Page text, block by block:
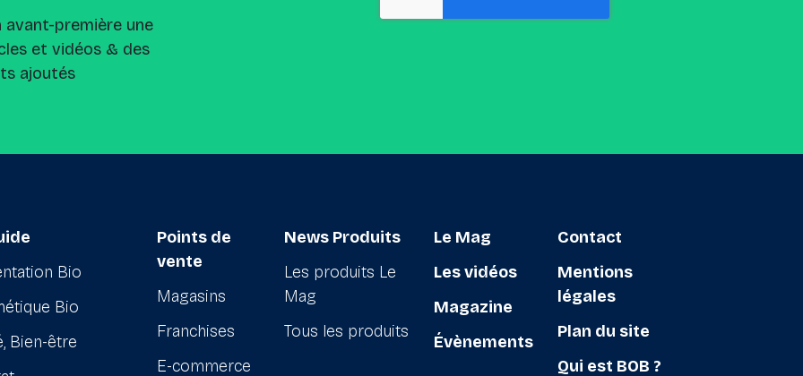
avant-première une
et vidéos & des
ajoutés
Bio
Bio
Bien-être
Points de
vente
Magasins
Franchises
E-commerce
News Produits
Les produits Le
Mag
Tous les produits
Le Mag
Les vidéos
Magazine
Évènements
Contact
Mentions
légales
Plan du site
Qui est BOB ?